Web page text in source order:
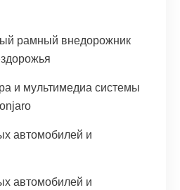
рамный внедорожник
и мультимедиа системы
автомобилей и
автомобилей и